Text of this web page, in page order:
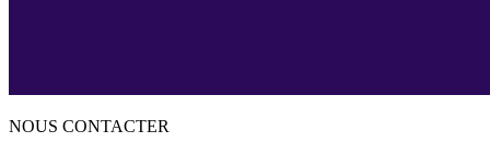
NOUS CONTACTER